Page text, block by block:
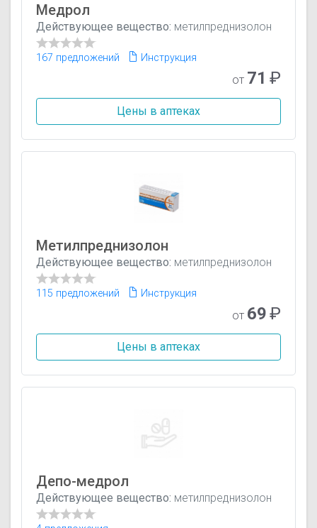
Медрол
Действующее вещество: метилпреднизолон
167 предложений Инструкция
от 71 ₽
Цены в аптеках
Метилпреднизолон
Действующее вещество: метилпреднизолон
115 предложений Инструкция
от 69₽
Цены в аптеках
Депо-медрол
Действующее вещество: метилпреднизолон